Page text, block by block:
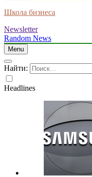
Школа бизнеса
Newsletter
Random News
Menu
Найти:
Headlines